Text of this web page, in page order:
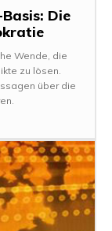
Die
Wende, die
zu lösen.
über die